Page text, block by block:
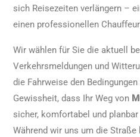
sich Reisezeiten verlängern –
einen professionellen
Wir wählen für Sie die aktuell
Verkehrsmeldungen und
die Fahrweise den
Gewissheit, dass Ihr Weg von
sicher, komfortabel und
Während wir uns um die